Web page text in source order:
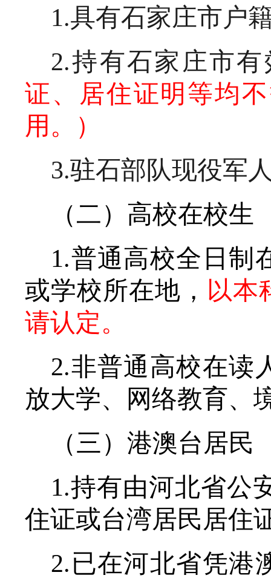
1.具有石家庄市户
2.持有石家庄市
证、居住证明等均
用。）
3.驻石部队现役军
（二）高校在校生
1.普通高校全日制
或学校所在地， 以本
请认定。
2.非普通高校在读
放大学、网络教育、
（三）港澳台居民
1.持有由河北省公
住证或台湾居民居住
2.已在河北省凭港